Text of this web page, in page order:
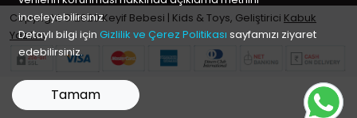
Copyright © 2020 Keyif Bebesi | Kids & Toys, Geliştirici Kabuk
Yazılım
inceleyebilirsiniz.
Detaylı bilgi için Gizlilik ve Çerez Politikası sayfamızı ziyaret
edebilirsiniz.
Tamam